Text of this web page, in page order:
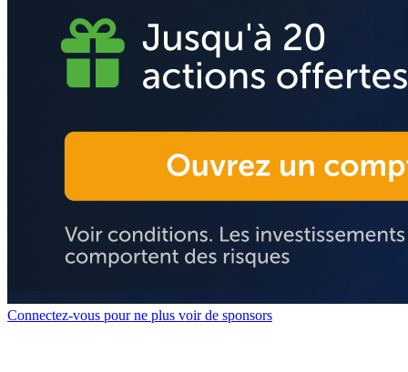
Connectez-vous pour ne plus voir de sponsors